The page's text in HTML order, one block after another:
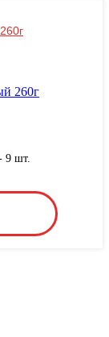
9 шт.